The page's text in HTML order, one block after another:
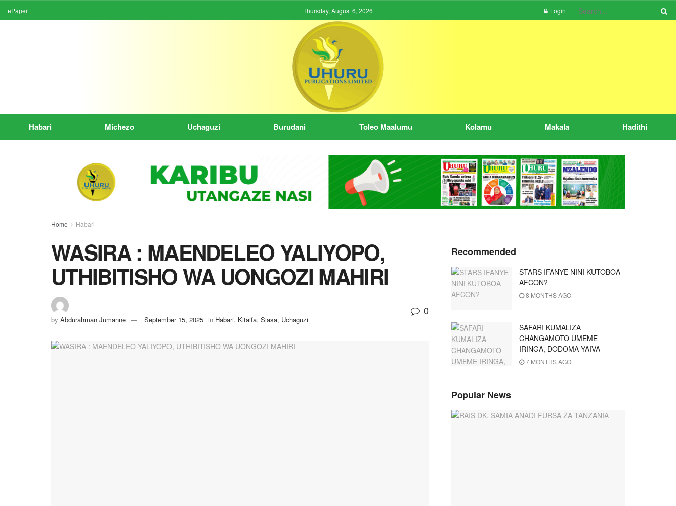
ePaper Thursday, August 6, 2026 Login
Habari Michezo Uchaguzi Burudani Toleo Maalumu Kolamu Makala Hadithi
Home Habari
WASIRA : MAENDELEO YALIYOPO,
UTHIBITISHO WA UONGOZI MAHIRI
by Abdurahman Jumanne September 15, 2025 in Habari, Kitaifa, Siasa, Uchaguzi
0
Recommended
STARS IFANYE NINI KUTOBOA
AFCON?
8 MONTHS AGO
SAFARI KUMALIZA
CHANGAMOTO UMEME
IRINGA, DODOMA YAIVA
7 MONTHS AGO
Popular News